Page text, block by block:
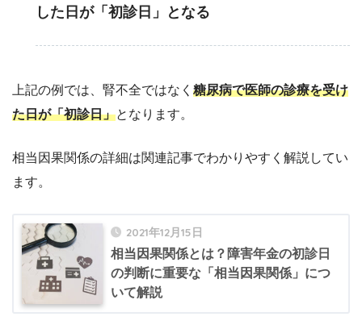
した日が「初診日」となる
上記の例では、腎不全ではなく 糖尿病で医師の診療を受け
た日が「初診日」となります。
相当因果関係の詳細は関連記事でわかりやすく解説してい
ます。
2021年12月15日
相当因果関係とは？障害年金の初診日
の判断に重要な「相当因果関係」につ
いて解説